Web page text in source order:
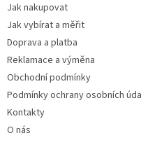
Jak nakupovat
Jak vybírat a měřit
Doprava a platba
Reklamace a výměna
Obchodní podmínky
Podmínky ochrany osobních
Kontakty
O nás